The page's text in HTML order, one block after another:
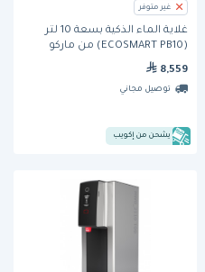
غير متوفر
غلاية الماء الذكية بسعة 10 لتر
(ECOSMART PB10) من ماركو
8,559
توصيل مجاني
يشحن من إكويب